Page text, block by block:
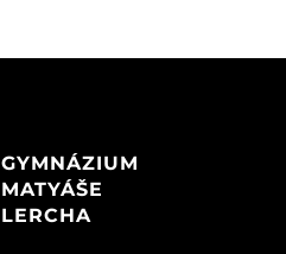
GYMNÁZIUM
MATYÁŠE
LERCHA